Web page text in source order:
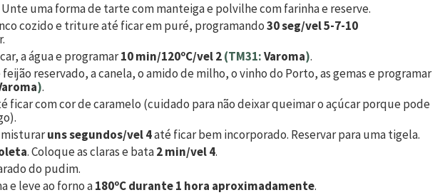
Unte uma forma de tarte com manteiga e polvilhe com farinha e reserve.
cozido e triture até ficar em puré, programando30 seg/vel 5-7-10
a água e programar10 min/120ºC/vel 2(TM31:Varoma).
reservado, a canela, o amido de milho, o vinho do Porto, as gemas e programar
).
ficar com cor de caramelo (cuidado para não deixar queimar o açúcar porque pode
misturaruns segundos/vel 4até ficar bem incorporado. Reservar para uma tigela.
. Coloque as claras e bata2 min/vel 4.
do pudim.
e leve ao forno a180ºC durante 1 hora aproximadamente.